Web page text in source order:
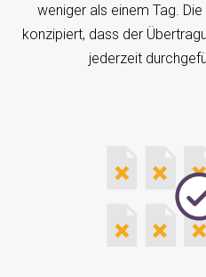
weniger als einem Tag.
konzipiert, dass der
jederzeit